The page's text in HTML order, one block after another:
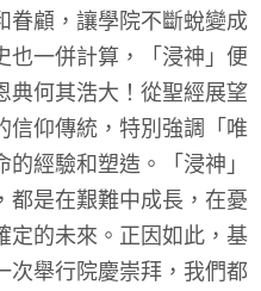
眷顧，讓學院不斷蛻變成
也一併計算，「浸神」便
典何其浩大！從聖經展望
信仰傳統，特別強調「唯
經驗和塑造。「浸神」
都是在艱難中成長，在憂
定的未來。正因如此，基
次舉行院慶崇拜，我們都